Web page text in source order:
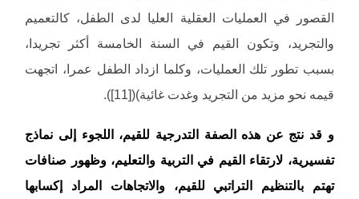
القصور في العمليات العقلية العليا لدى الطفل، كالتعميم
والتجريد، وتكون القيم في السنة الخامسة أكثر تجريدا،
بسبب تطور تلك العمليات، وكلما ازداد الطفل عمرا، اتجهت
قيمه نحو مزيد من التجريد وغدت غائية)([11]).
و قد نتج عن هذه الصفة التدرجية للقيم، اللجوء إلى نماذج
تفسيرية، لارتقاء القيم في التربية والتعليم، وظهور صنافات
تهتم بالتنظيم التراتبي للقيم، والاتجاهات المراد إكسابها